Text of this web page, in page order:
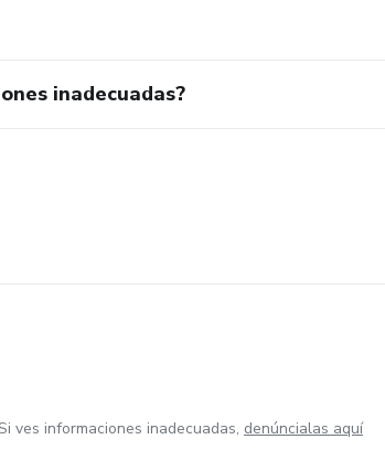
inadecuadas?
ves informaciones inadecuadas, denúncialas aquí